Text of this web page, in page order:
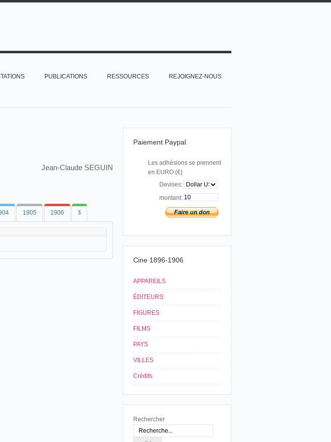
PUBLICATIONS RESSOURCES REJOIGNEZ-NOUS
Jean-Claude SEGUIN
1905 1906 $
Paiement Paypal
Les adhésions se prennent
en EURO (€)
Devises:
montant:
Cine 1896-1906
APPAREILS
ÉDITEURS
FIGURES
FILMS
PAYS
VILLES
Crédits
Rechercher